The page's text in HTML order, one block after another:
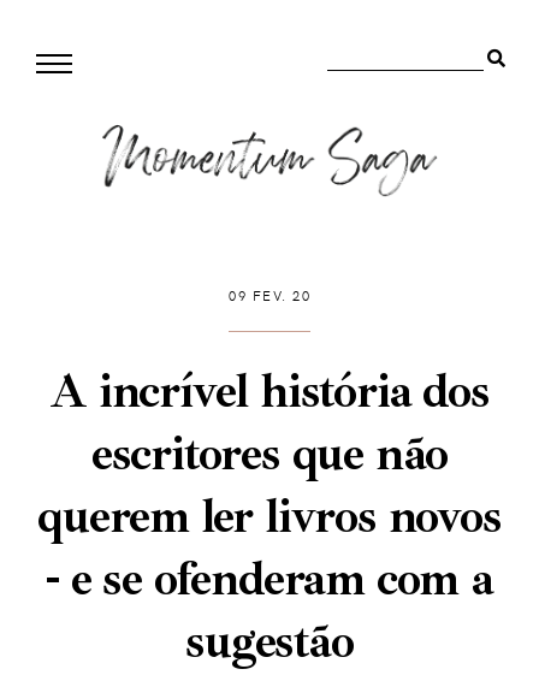
09 FEV. 20
A incrível história dos
escritores que não
querem ler livros novos
- e se ofenderam com a
sugestão